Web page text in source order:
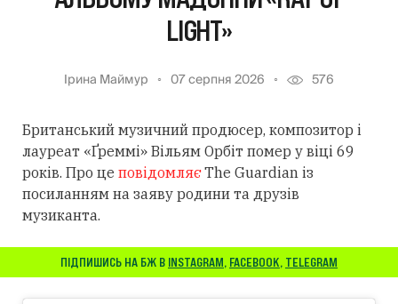
LIGHT»
Ірина Маймур 07 серпня 2026 576
Британський музичний продюсер, композитор і
лауреат «Ґреммі» Вільям Орбіт помер у віці 69
років. Про це повідомляєThe Guardian із
посиланням на заяву родини та друзів
музиканта.
ПІДПИШИСЬ НА БЖ В INSTAGRAM, FACEBOOK, TELEGRAM